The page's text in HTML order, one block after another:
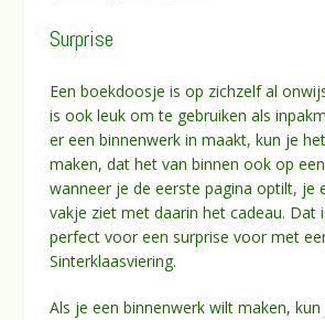
Surprise
Een boekdoosje is op zichzelf al
is ook leuk om te gebruiken als
er een binnenwerk in maakt, kun je
maken, dat het van binnen ook op
wanneer je de eerste pagina optilt, je
vakje ziet met daarin het cadeau. Dat
perfect voor een surprise voor met
Sinterklaasviering.
Als je een binnenwerk wilt maken,